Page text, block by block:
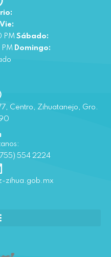
PM Sábado:
Domingo:
Centro, Zihuatanejo, Gro.
554 2224
zihua.gob.mx